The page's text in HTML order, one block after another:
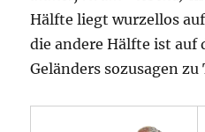
Hälfte liegt wurzellos
die andere Hälfte ist auf
Geländers sozusagen